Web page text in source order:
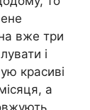
вже три
і
красиві
а